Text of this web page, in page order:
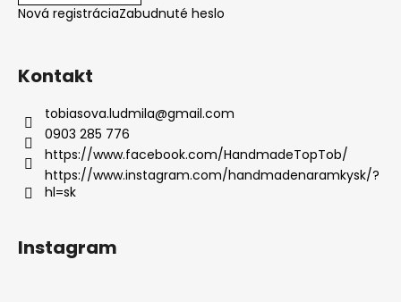
Nová registráciaZabudnuté heslo
Kontakt
tobiasova.ludmila@gmail.com
0903 285 776
https://www.facebook.com/HandmadeTopTob/
https://www.instagram.com/handmadenaramkysk/?
hl=sk
Instagram